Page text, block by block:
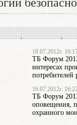
18.07.2012г.
ТБ Форум
интересах
потребителей
16.07.2012г.
ТБ Форум
оповещения,
охранного